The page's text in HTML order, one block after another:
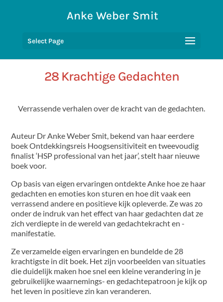
Anke Weber Smit
Select Page
28 Krachtige Gedachten
Verrassende verhalen over de kracht van de gedachten.
Auteur Dr Anke Weber Smit, bekend van haar eerdere
boek Ontdekkingsreis Hoogsensitiviteit en tweevoudig
finalist ‘HSP professional van het jaar’, stelt haar nieuwe
boek voor.
Op basis van eigen ervaringen ontdekte Anke hoe ze haar
gedachten en emoties kon sturen en hoe dit vaak een
verrassend andere en positieve kijk opleverde. Ze was zo
onder de indruk van het effect van haar gedachten dat ze
zich verdiepte in de wereld van gedachtekracht en -
manifestatie.
Ze verzamelde eigen ervaringen en bundelde de 28
krachtigste in dit boek. Het zijn voorbeelden van situaties
die duidelijk maken hoe snel een kleine verandering in je
gebruikelijke waarnemings- en gedachtepatroon je kijk op
het leven in positieve zin kan veranderen.